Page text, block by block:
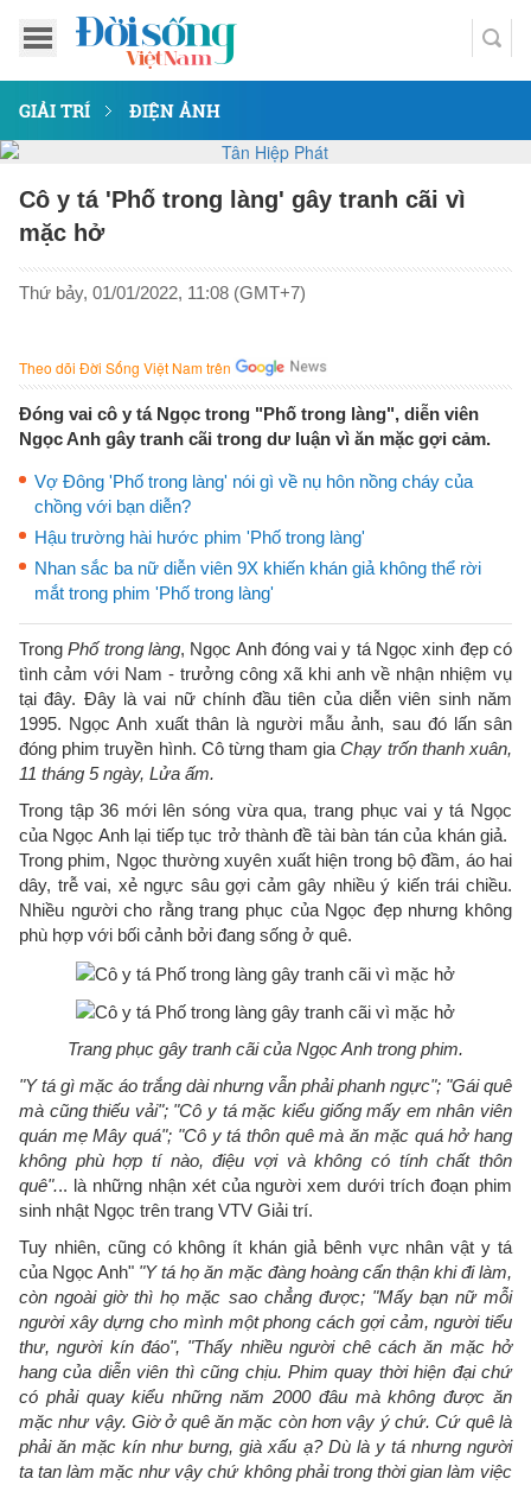
GIẢI TRÍ ĐIỆN ẢNH
Cô y tá 'Phố trong làng' gây tranh cãi vì
mặc hở
Thứ bảy, 01/01/2022, 11:08 (GMT+7)
Theo dõi Đời Sống Việt Nam trên
Đóng vai cô y tá Ngọc trong "Phố trong làng", diễn viên
Ngọc Anh gây tranh cãi trong dư luận vì ăn mặc gợi cảm.
Vợ Đông 'Phố trong làng' nói gì về nụ hôn nồng cháy của
chồng với bạn diễn?
Hậu trường hài hước phim 'Phố trong làng'
Nhan sắc ba nữ diễn viên 9X khiến khán giả không thể rời
mắt trong phim 'Phố trong làng'
TrongPhố trong làng, Ngọc Anh đóng vai y tá Ngọc xinh đẹp có
tình cảm với Nam - trưởng công xã khi anh về nhận nhiệm vụ
tại đây. Đây là vai nữ chính đầu tiên của diễn viên sinh năm
1995. Ngọc Anh xuất thân là người mẫu ảnh, sau đó lấn sân
đóng phim truyền hình. Cô từng tham giaChạy trốn thanh xuân,
11 tháng 5 ngày, Lửa ấm.
Trong tập 36 mới lên sóng vừa qua, trang phục vai y tá Ngọc
của Ngọc Anh lại tiếp tục trở thành đề tài bàn tán của khán giả.
Trong phim, Ngọc thường xuyên xuất hiện trong bộ đầm, áo hai
dây, trễ vai, xẻ ngực sâu gợi cảm gây nhiều ý kiến trái chiều.
Nhiều người cho rằng trang phục của Ngọc đẹp nhưng không
phù hợp với bối cảnh bởi đang sống ở quê.
Trang phục gây tranh cãi của Ngọc Anh trong phim.
"Y tá gì mặc áo trắng dài nhưng vẫn phải phanh ngực"; "Gái quê
mà cũng thiếu vải"; "Cô y tá mặc kiểu giống mấy em nhân viên
quán mẹ Mây quá"; "Cô y tá thôn quê mà ăn mặc quá hở hang
không phù hợp tí nào, điệu vợi và không có tính chất thôn
quê"... là những nhận xét của người xem dưới trích đoạn phim
sinh nhật Ngọc trên trang VTV Giải trí.
Tuy nhiên, cũng có không ít khán giả bênh vực nhân vật y tá
của Ngọc Anh" "Y tá họ ăn mặc đàng hoàng cẩn thận khi đi làm,
còn ngoài giờ thì họ mặc sao chẳng được; "Mấy bạn nữ mỗi
người xây dựng cho mình một phong cách gợi cảm, người tiểu
thư, người kín đáo", "Thấy nhiều người chê cách ăn mặc hở
hang của diễn viên thì cũng chịu. Phim quay thời hiện đại chứ
có phải quay kiểu những năm 2000 đâu mà không được ăn
mặc như vậy. Giờ ở quê ăn mặc còn hơn vậy ý chứ. Cứ quê là
phải ăn mặc kín như bưng, già xấu ạ? Dù là y tá nhưng người
ta tan làm mặc như vậy chứ không phải trong thời gian làm việc